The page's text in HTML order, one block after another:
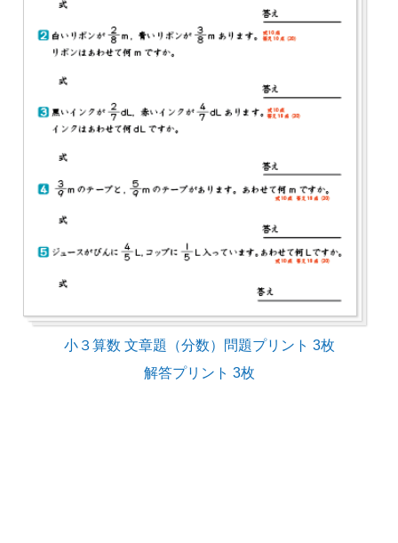
小３算数 文章題（分数）問題プリント 3枚
解答プリント 3枚